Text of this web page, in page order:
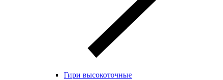
Гири высокоточные